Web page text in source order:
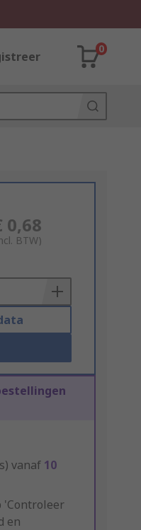
0
0,68
BTW)
vanaf 10
'Controleer
en